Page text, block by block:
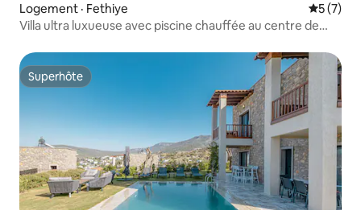
Logement · Fethiye Note
5 (7)
Villa ultra luxueuse avec piscine chauffée au centre de
Superhôte
Superhôte